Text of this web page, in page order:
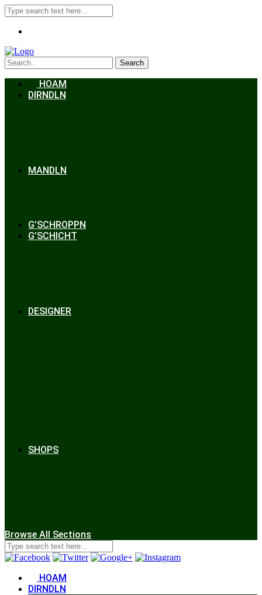
Search
HOAM
DIRNDLN
MANDLN
G’SCHROPPN
G’SCHICHT
DESIGNER
SHOPS
Browse All Sections
HOAM
DIRNDLN